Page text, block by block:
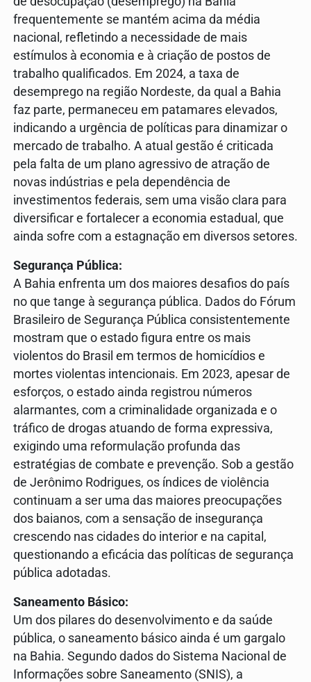
frequentemente se mantém acima da média
nacional, refletindo a necessidade de mais
estímulos à economia e à criação de postos de
trabalho qualificados. Em 2024, a taxa de
desemprego na região Nordeste, da qual a Bahia
faz parte, permaneceu em patamares elevados,
indicando a urgência de políticas para dinamizar o
mercado de trabalho. A atual gestão é criticada
pela falta de um plano agressivo de atração de
novas indústrias e pela dependência de
investimentos federais, sem uma visão clara para
diversificar e fortalecer a economia estadual, que
ainda sofre com a estagnação em diversos setores.
Segurança Pública:
A Bahia enfrenta um dos maiores desafios do país
no que tange à segurança pública. Dados do Fórum
Brasileiro de Segurança Pública consistentemente
mostram que o estado figura entre os mais
violentos do Brasil em termos de homicídios e
mortes violentas intencionais. Em 2023, apesar de
esforços, o estado ainda registrou números
alarmantes, com a criminalidade organizada e o
tráfico de drogas atuando de forma expressiva,
exigindo uma reformulação profunda das
estratégias de combate e prevenção. Sob a gestão
de Jerônimo Rodrigues, os índices de violência
continuam a ser uma das maiores preocupações
dos baianos, com a sensação de insegurança
crescendo nas cidades do interior e na capital,
questionando a eficácia das políticas de segurança
pública adotadas.
Saneamento Básico:
Um dos pilares do desenvolvimento e da saúde
pública, o saneamento básico ainda é um gargalo
na Bahia. Segundo dados do Sistema Nacional de
Informações sobre Saneamento (SNIS), a